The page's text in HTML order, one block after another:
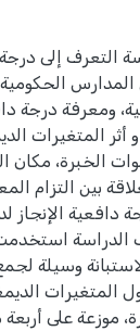
التعرف إلى درجة
المدارس
ومعرفة درجة
المتغيرات
الخبرة،
بين التزام
دافعية
وسيلة
المتغيرات
من (56)فقرة، موزعة